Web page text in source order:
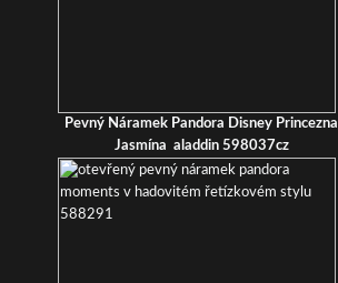
Pevný Náramek Pandora Disney Princezna
Jasmína aladdin 598037cz